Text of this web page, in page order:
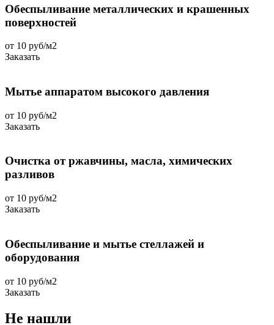
Обеспыливание металлических и крашенных
поверхностей
от 10 руб/м2
Заказать
Мытье аппаратом высокого давления
от 10 руб/м2
Заказать
Очистка от ржавчины, масла, химических
разливов
от 10 руб/м2
Заказать
Обеспыливание и мытье стеллажей и
оборудования
от 10 руб/м2
Заказать
Не нашли